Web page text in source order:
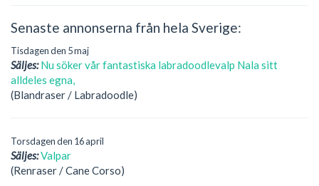
Senaste annonserna från hela Sverige:
Tisdagen den 5 maj
Säljes: Nu söker vår fantastiska labradoodlevalp Nala sitt
alldeles egna,
(Blandraser / Labradoodle)
Torsdagen den 16 april
Säljes:Valpar
(Renraser / Cane Corso)